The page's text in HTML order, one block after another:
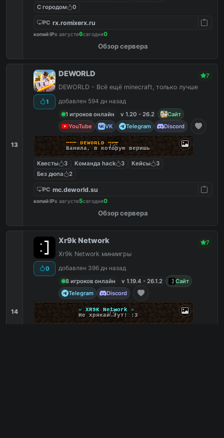
С городом
0
PC rx.romixerx.ru
копий IPв августе6сегодня0
Обзор сервера
13
1
DEWORLD 7
DEWORLD - Всё ещё minecraft, только лучше
добавлен 594 дн назад
1 игроков онлайн
v 1.20 - 26.2
Сайт
YouTube
VK Telegram Discord
╍╍╍ ᴅᴇᴡᴏʀʟᴅ ╍╍╍
Ванила, в которую веришь
Квесты 3 Команда hack 3 Кейсы
3
Без дюпа
2
PC mc.deworld.su
копий IPв августе5сегодня0
Обзор сервера
14
0
Xr9k Network 7
Xr9k Network миниигры
добавлен 396 дн назад
8 игроков онлайн
v 1.19.4 - 26.1.2
Сайт
Telegram
Discord
» XR9K Network
«
Не хрякай тут! :3